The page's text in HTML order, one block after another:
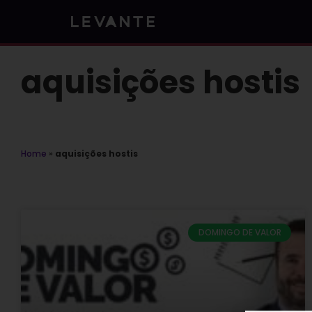
aquisições hostis
Home » aquisições hostis
DOMINGO DE VALOR